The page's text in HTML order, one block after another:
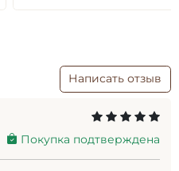
Покупка подтверждена
Написать отзыв